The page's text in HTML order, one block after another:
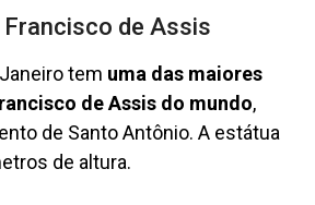
Francisco de Assis
tem uma das maiores
de Assis do mundo,
de Santo Antônio. A estátua
de altura.